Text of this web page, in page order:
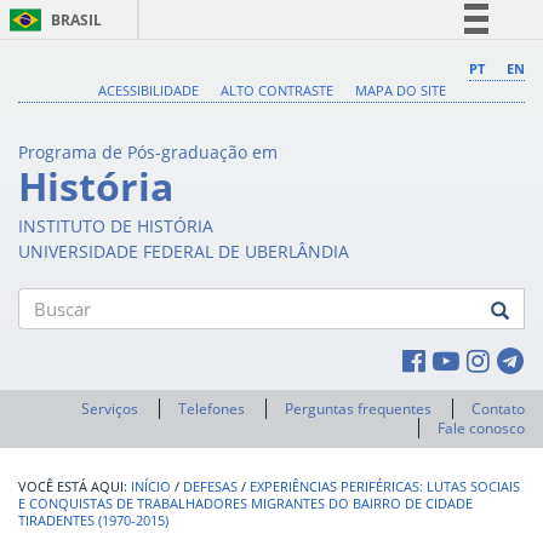
BRASIL
Comunica BR
PT
EN
ACESSIBILIDADE
ALTO CONTRASTE MAPA DO SITE
Programa de Pós-graduação em
História
INSTITUTO DE HISTÓRIA
UNIVERSIDADE FEDERAL DE UBERLÂNDIA
Serviços Telefones Perguntas frequentes
Contato
Fale conosco
INÍCIO / DEFESAS / EXPERIÊNCIAS PERIFÉRICAS: LUTAS SOCIAIS
E CONQUISTAS DE TRABALHADORES MIGRANTES DO BAIRRO DE CIDADE
TIRADENTES (1970-2015)